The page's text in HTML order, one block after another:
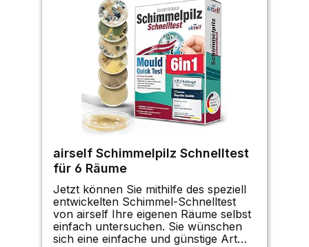
airself Schimmelpilz Schnelltest
für 6 Räume
Jetzt können Sie mithilfe des speziell
entwickelten Schimmel-Schnelltest
von airself Ihre eigenen Räume selbst
einfach untersuchen. Sie wünschen
sich eine einfache und günstige Art